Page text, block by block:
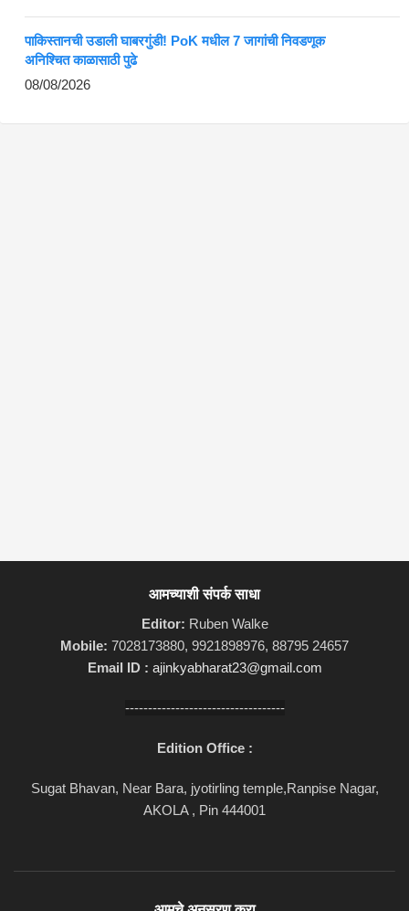
पाकिस्तानची उडाली घाबरगुंडी! PoK मधील 7 जागांची निवडणूक
अनिश्चित काळासाठी पुढे
08/08/2026
आमच्याशी संपर्क साधा
Editor: Ruben Walke
Mobile: 7028173880, 9921898976, 88795 24657
Email ID : ajinkyabharat23@gmail.com
-----------------------------------
Edition Office :
Sugat Bhavan, Near Bara, jyotirling temple,Ranpise Nagar,
AKOLA , Pin 444001